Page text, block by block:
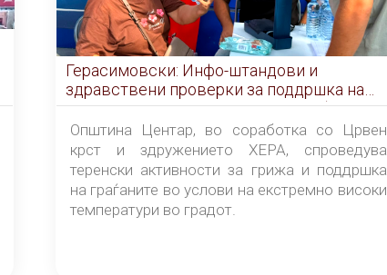
Герасимовски: Инфо-штандови и
здравствени проверки за поддршка на
граѓаните во услови на топлотен бран
Општина Центар, во соработка со Црвен
крст и здружението ХЕРА, спроведува
теренски активности за грижа и поддршка
на граѓаните во услови на екстремно високи
температури во градот.